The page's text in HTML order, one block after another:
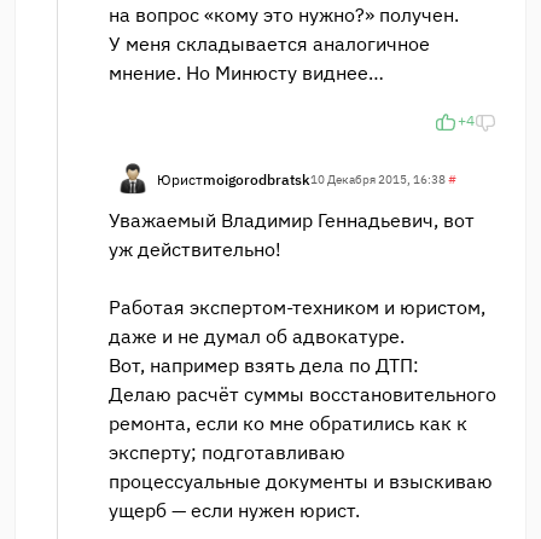
на вопрос «кому это нужно?» получен.
У меня складывается аналогичное
мнение. Но Минюсту виднее…
+4
Юристmoigorodbratsk10 Декабря 2015, 16:38#
Уважаемый Владимир Геннадьевич, вот
уж действительно!
Работая экспертом-техником и юристом,
даже и не думал об адвокатуре.
Вот, например взять дела по ДТП:
Делаю расчёт суммы восстановительного
ремонта, если ко мне обратились как к
эксперту; подготавливаю
процессуальные документы и взыскиваю
ущерб — если нужен юрист.